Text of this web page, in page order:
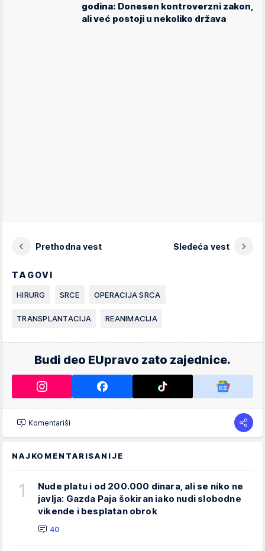
godina: Donesen kontroverzni zakon,
ali već postoji u nekoliko država
Prethodna vest Sledeća vest
TAGOVI
HIRURG SRCE OPERACIJA SRCA
TRANSPLANTACIJA REANIMACIJA
Budi deo EUpravo zato zajednice.
Komentariši
NAJKOMENTARISANIJE
1
Nude platu i od 200.000 dinara, ali se niko ne
javlja: Gazda Paja šokiran iako nudi slobodne
vikende i besplatan obrok
40